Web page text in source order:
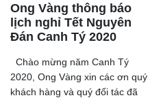
Ong Vàng thông báo
lịch nghỉ Tết Nguyên
Đán Canh Tý 2020
Chào mừng năm Canh Tý
2020, Ong Vàng xin các ơn quý
khách hàng và quý đối tác đã